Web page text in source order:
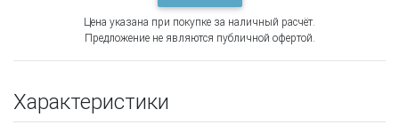
Цена указана при покупке за наличный расчёт.
Предложение не являются публичной офертой.
Характеристики